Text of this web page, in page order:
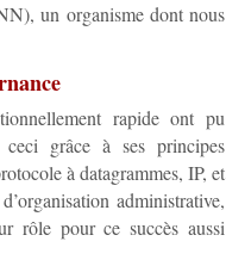
un organisme dont nous
rapide ont pu
ceci grâce à ses principes
à datagrammes, IP, et
administrative,
rôle pour ce succès aussi